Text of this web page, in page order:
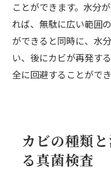
ことができます。水分
れば、無駄に広い範囲
ができると同時に、水
い、後にカビが再発す
全に回避することができ
カビの種類
る真菌検査